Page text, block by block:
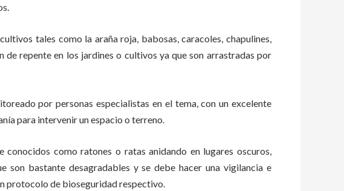
tales como la araña roja, babosas, caracoles, chapulines,
de repente en los jardines o cultivos ya que son arrastradas por
por personas especialistas en el tema, con un excelente
para intervenir un espacio o terreno.
como ratones o ratas anidando en lugares oscuros,
bastante desagradables y se debe hacer una vigilancia e
protocolo de bioseguridad respectivo.